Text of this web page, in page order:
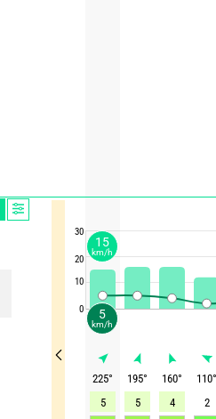
30
20
10
0
225° 195° 160° 110°
5
5 4 2
5
km/h
15
km/h